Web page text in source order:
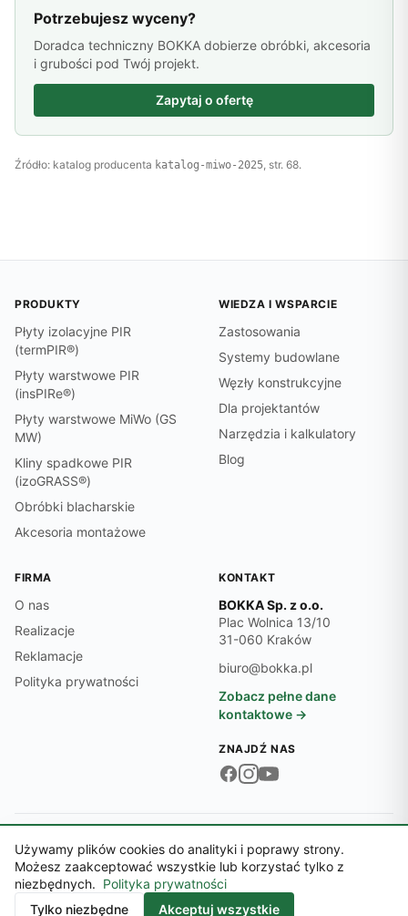
Potrzebujesz wyceny?
Doradca techniczny BOKKA dobierze obróbki, akcesoria
i grubości pod Twój projekt.
Zapytaj o ofertę
Źródło: katalog producenta katalog-miwo-2025, str. 68.
PRODUKTY
Płyty izolacyjne PIR
(termPIR®)
Płyty warstwowe PIR
(insPIRe®)
Płyty warstwowe MiWo (GS
MW)
Kliny spadkowe PIR
(izoGRASS®)
Obróbki blacharskie
Akcesoria montażowe
WIEDZA I WSPARCIE
Zastosowania
Systemy budowlane
Węzły konstrukcyjne
Dla projektantów
Narzędzia i kalkulatory
Blog
FIRMA
O nas
Realizacje
Reklamacje
Polityka prywatności
KONTAKT
BOKKA Sp. z o.o.
Plac Wolnica 13/10
31-060 Kraków
biuro@bokka.pl
Zobacz pełne dane
kontaktowe →
ZNAJDŹ NAS
Dane firmy:
NIP 6762545474 · REGON 369497701 · KRS 0000718870
© 2026 BOKKA Sp. z o.o.
Sąd Rejonowy dla Krakowa-Śródmieścia, XI Wydział Gospodarczy KRS ·
Kapitał zakładowy 5 000,00 zł
Używamy plików cookies do analityki i poprawy strony.
Możesz zaakceptować wszystkie lub korzystać tylko z
niezbędnych. Polityka prywatności
Tylko niezbędne
Akceptuj wszystkie